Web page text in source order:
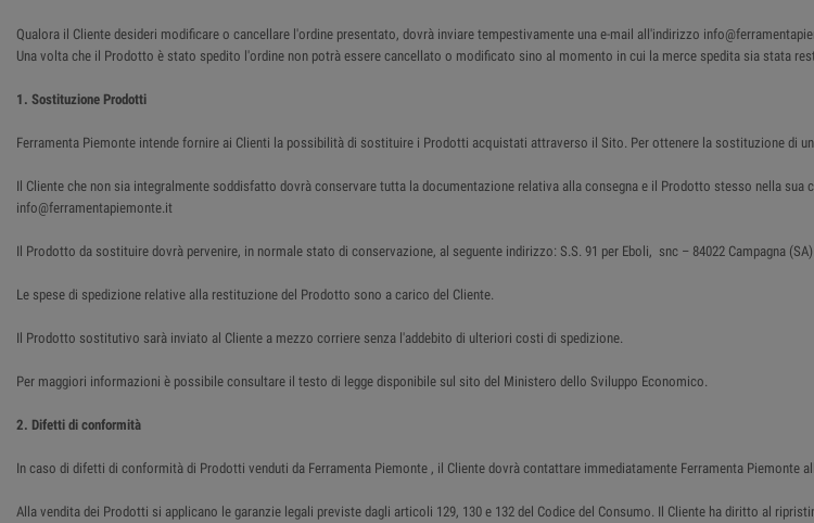
Qualora il Cliente desideri modificare o cancellare l'ordine presentato, dovrà inviare tempestivamente una e-mail all'indirizzo
Una volta che il Prodotto è stato spedito l'ordine non potrà essere cancellato o modificato sino al momento in cui la merce spedita sia stata
1. Sostituzione Prodotti
Ferramenta Piemonte intende fornire ai Clienti la possibilità di sostituire i Prodotti acquistati attraverso il Sito. Per ottenere la sostituzione di
Il Cliente che non sia integralmente soddisfatto dovrà conservare tutta la documentazione relativa alla consegna e il Prodotto stesso nella
info@ferramentapiemonte.it
Il Prodotto da sostituire dovrà pervenire, in normale stato di conservazione, al seguente indirizzo: S.S. 91 per Eboli, snc – 84022 Campagna
Le spese di spedizione relative alla restituzione del Prodotto sono a carico del Cliente.
Il Prodotto sostitutivo sarà inviato al Cliente a mezzo corriere senza l'addebito di ulteriori costi di spedizione.
Per maggiori informazioni è possibile consultare il testo di legge disponibile sul sito del Ministero dello Sviluppo Economico.
2. Difetti di conformità
In caso di difetti di conformità di Prodotti venduti da Ferramenta Piemonte , il Cliente dovrà contattare immediatamente Ferramenta Piemonte
Alla vendita dei Prodotti si applicano le garanzie legali previste dagli articoli 129, 130 e 132 del Codice del Consumo. Il Cliente ha diritto al